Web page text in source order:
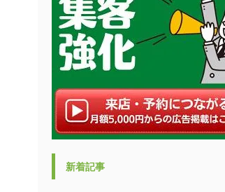
新着記事